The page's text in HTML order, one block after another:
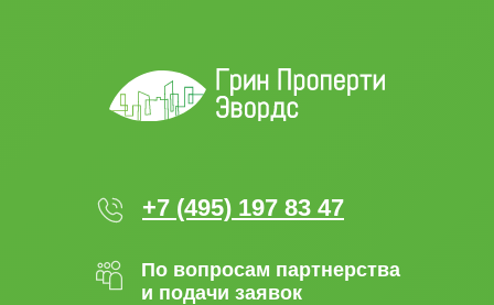
+7 (495) 197 83 47
По вопросам партнерства
и подачи заявок